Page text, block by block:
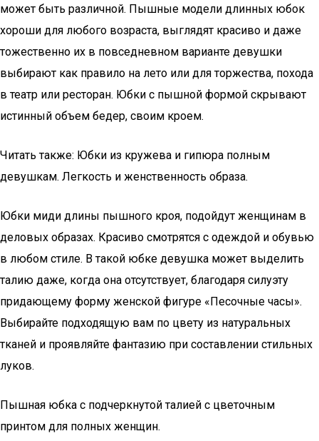
может быть различной. Пышные модели длинных юбок
хороши для любого возраста, выглядят красиво и даже
тожественно их в повседневном варианте девушки
выбирают как правило на лето или для торжества, похода
в театр или ресторан. Юбки с пышной формой скрывают
истинный объем бедер, своим кроем.
Читать также: Юбки из кружева и гипюра полным
девушкам. Легкость и женственность образа.
Юбки миди длины пышного кроя, подойдут женщинам в
деловых образах. Красиво смотрятся с одеждой и обувью
в любом стиле. В такой юбке девушка может выделить
талию даже, когда она отсутствует, благодаря силуэту
придающему форму женской фигуре «Песочные часы».
Выбирайте подходящую вам по цвету из натуральных
тканей и проявляйте фантазию при составлении стильных
луков.
Пышная юбка с подчеркнутой талией с цветочным
принтом для полных женщин.